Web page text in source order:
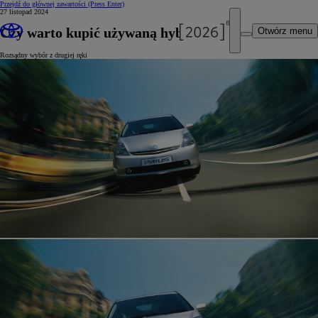
Przejdź do głównej zawartości (Press Enter)
Otwórz menu
27 listopad 2024
Czy warto kupić używaną hybrydę?
Rozsądny wybór z drugiej ręki